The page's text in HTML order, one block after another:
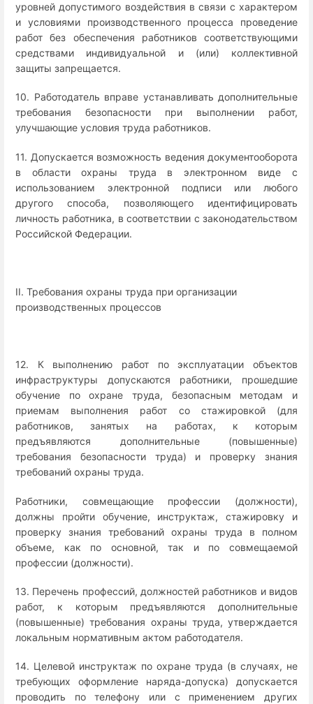
уровней допустимого воздействия в связи с характером
и условиями производственного процесса проведение
работ без обеспечения работников соответствующими
средствами индивидуальной и (или) коллективной
защиты запрещается.
10. Работодатель вправе устанавливать дополнительные
требования безопасности при выполнении работ,
улучшающие условия труда работников.
11. Допускается возможность ведения документооборота
в области охраны труда в электронном виде с
использованием электронной подписи или любого
другого способа, позволяющего идентифицировать
личность работника, в соответствии с законодательством
Российской Федерации.
II. Требования охраны труда при организации
производственных процессов
12. К выполнению работ по эксплуатации объектов
инфраструктуры допускаются работники, прошедшие
обучение по охране труда, безопасным методам и
приемам выполнения работ со стажировкой (для
работников, занятых на работах, к которым
предъявляются дополнительные (повышенные)
требования безопасности труда) и проверку знания
требований охраны труда.
Работники, совмещающие профессии (должности),
должны пройти обучение, инструктаж, стажировку и
проверку знания требований охраны труда в полном
объеме, как по основной, так и по совмещаемой
профессии (должности).
13. Перечень профессий, должностей работников и видов
работ, к которым предъявляются дополнительные
(повышенные) требования охраны труда, утверждается
локальным нормативным актом работодателя.
14. Целевой инструктаж по охране труда (в случаях, не
требующих оформление наряда-допуска) допускается
проводить по телефону или с применением других